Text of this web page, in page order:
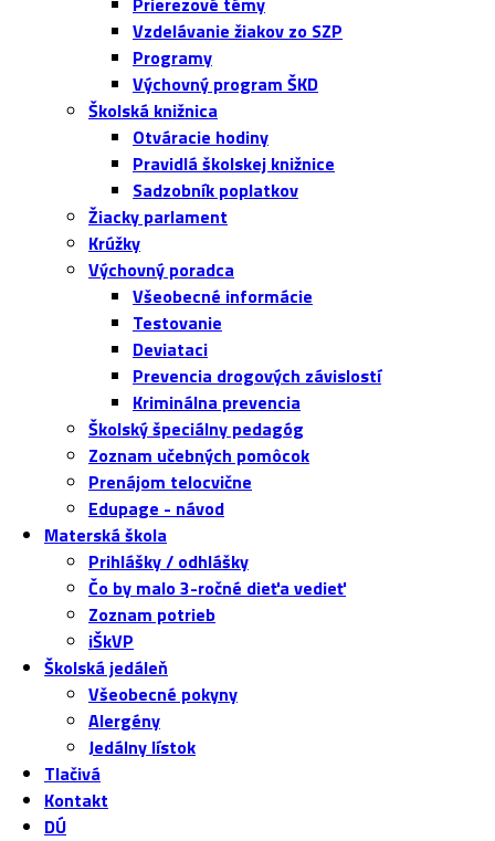
Vzdelávanie žiakov zo SZP
Programy
Výchovný program ŠKD
Školská knižnica
Otváracie hodiny
Pravidlá školskej knižnice
Sadzobník poplatkov
Žiacky parlament
Krúžky
Výchovný poradca
Všeobecné informácie
Testovanie
Deviataci
Prevencia drogových závislostí
Kriminálna prevencia
Školský špeciálny pedagóg
Zoznam učebných pomôcok
Prenájom telocvične
Edupage - návod
Materská škola
Prihlášky / odhlášky
Čo by malo 3-ročné dieťa vedieť
Zoznam potrieb
iŠkVP
Školská jedáleň
Všeobecné pokyny
Alergény
Jedálny lístok
Tlačivá
Kontakt
DÚ